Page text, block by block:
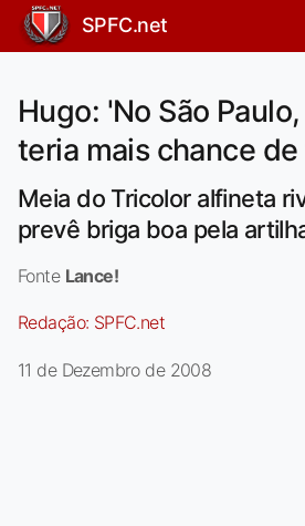
SPFC.net
Hugo: 'No São
teria mais chance
Meia do Tricolor alfineta
prevê briga boa pela
Fonte Lance!
Redação: SPFC.net
11 de Dezembro de 2008